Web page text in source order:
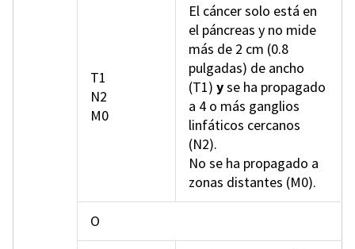
T1
N2
M0
El cáncer solo está en
el páncreas y no mide
más de 2 cm (0.8
pulgadas) de ancho
(T1) yse ha propagado
a 4 o más ganglios
linfáticos cercanos
(N2).
No se ha propagado a
zonas distantes (M0).
O